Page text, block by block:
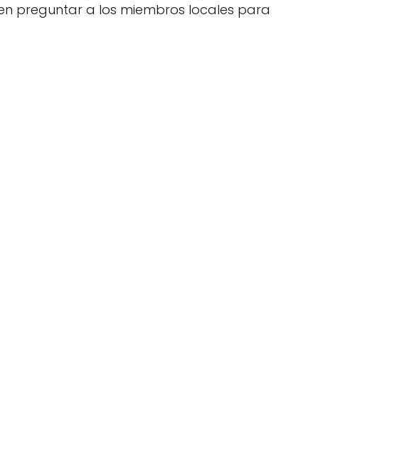
preguntar a los miembros locales para